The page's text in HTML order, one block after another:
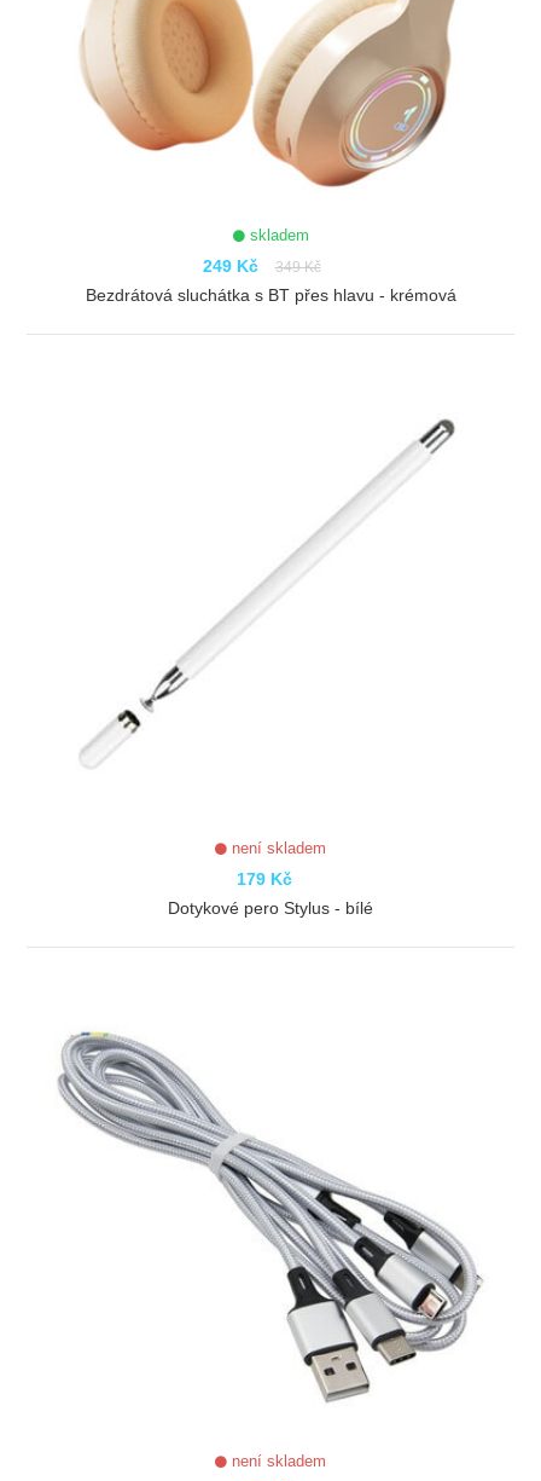
skladem
249 Kč 349 Kč
Bezdrátová sluchátka s BT přes hlavu - krémová
není skladem
179 Kč
Dotykové pero Stylus - bílé
není skladem